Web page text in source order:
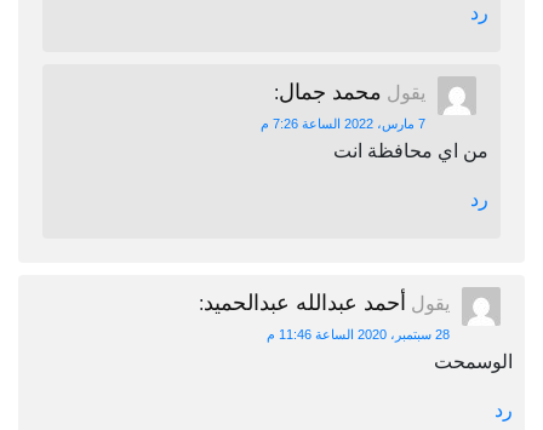
رد
يقول محمد جمال:
7 مارس، 2022 الساعة 7:26 م
من اي محافظة انت
رد
يقول أحمد عبدالله عبدالحميد:
28 سبتمبر، 2020 الساعة 11:46 م
الوسمحت
رد